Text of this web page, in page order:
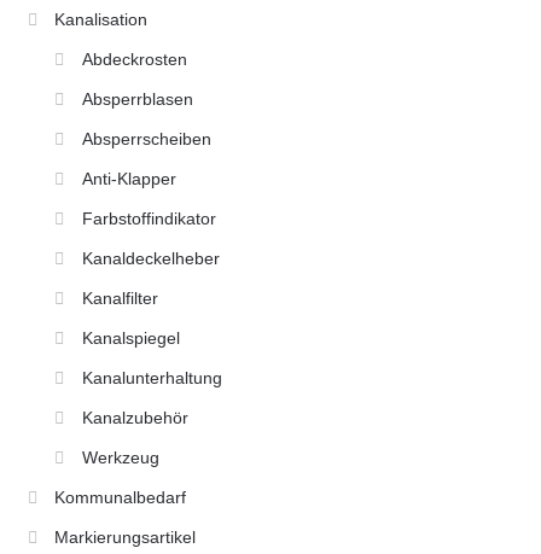
Kanalisation
Abdeckrosten
Absperrblasen
Absperrscheiben
Anti-Klapper
Farbstoffindikator
Kanaldeckelheber
Kanalfilter
Kanalspiegel
Kanalunterhaltung
Kanalzubehör
Werkzeug
Kommunalbedarf
Markierungsartikel